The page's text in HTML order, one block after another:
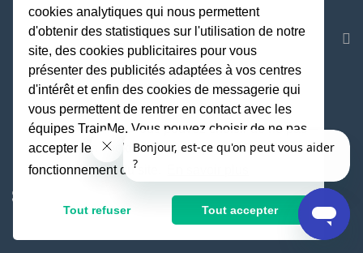
GESTION DES COOKIES
DES PRIX ATTRACTIFS
POWERED BY
cookies analytiques qui nous permettent
d'obtenir des statistiques sur l'utilisation de notre
site, des cookies publicitaires pour vous
présenter des publicités adaptées à vos centres
d'intérêt et enfin des cookies de messagerie qui
vous permettent de rentrer en contact avec les
équipes TrainMe. Vous pouvez choisir de ne pas
accepter les cookies non indispensables au
fonctionnement du site.
Tout refuser Tout accepter